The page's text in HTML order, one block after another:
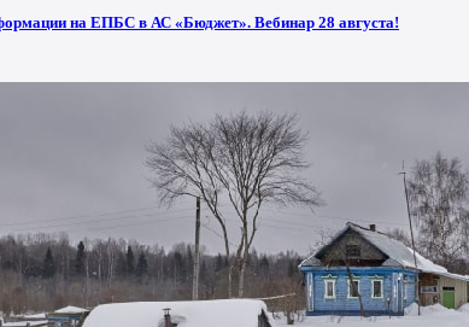
на ЕПБС в АС «Бюджет». Вебинар 28 августа!